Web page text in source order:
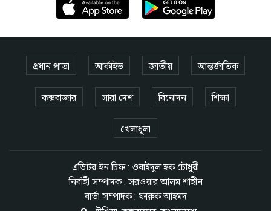
প্রধান পাতা আর্কাইভ জাতীয় আন্তর্জাতিক
কক্সবাজার সারা দেশ বিনোদন শিক্ষা
খেলাধুলা
এডিটর ইন চিফ : ওবাইদুল হক চৌধুরী
নির্বাহী সম্পাদক : সরওয়ার আলম শাহীন
বার্তা সম্পাদক : ফারুক আহমদ